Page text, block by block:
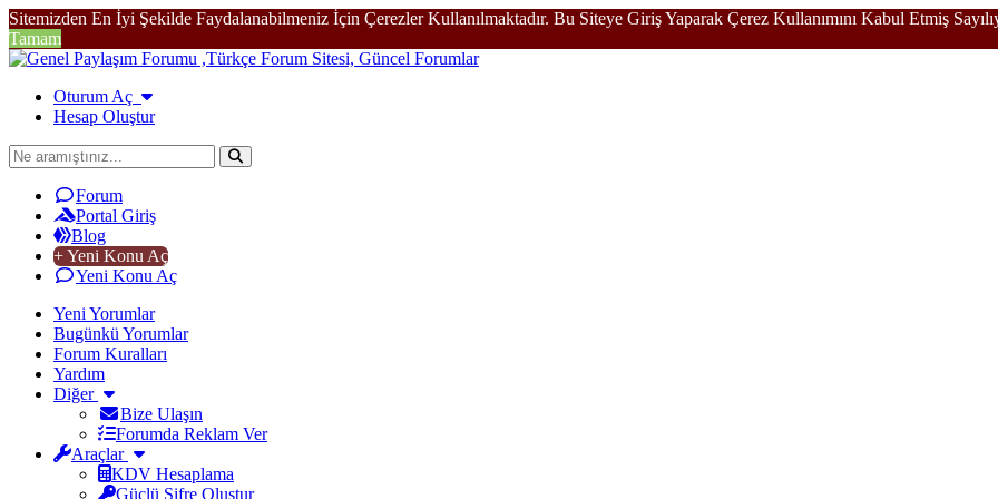
Sitemizden En İyi Şekilde Faydalanabilmeniz İçin Çerezler Kullanılmaktadır. Bu Siteye Giriş Yaparak Çerez Kullanımını Kabul Etmiş
Tamam
Oturum Aç
Hesap Oluştur
Forum
Portal Giriş
Blog
+ Yeni Konu Aç
Yeni Konu Aç
Yeni Yorumlar
Bugünkü Yorumlar
Forum Kuralları
Yardım
Diğer
Bize Ulaşın
Forumda Reklam Ver
Araçlar
KDV Hesaplama
Güçlü Şifre Oluştur